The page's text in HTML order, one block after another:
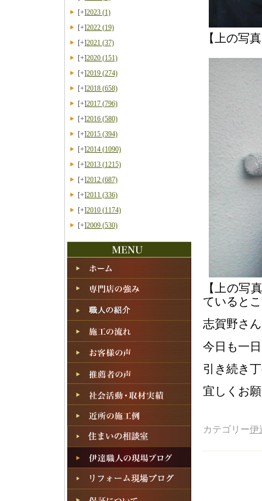
【上の写
【上の写
ていると
志賀野さん
今日も一
引き続き
宜しくお
カテゴリー伊
[+]2023 (1)
[+]2022 (19)
[+]2021 (37)
[+]2020 (151)
[+]2019 (274)
[+]2018 (658)
[+]2017 (796)
[+]2016 (580)
[+]2015 (394)
[+]2014 (1090)
[+]2013 (1215)
[+]2012 (687)
[+]2011 (336)
[+]2010 (1174)
[+]2009 (530)